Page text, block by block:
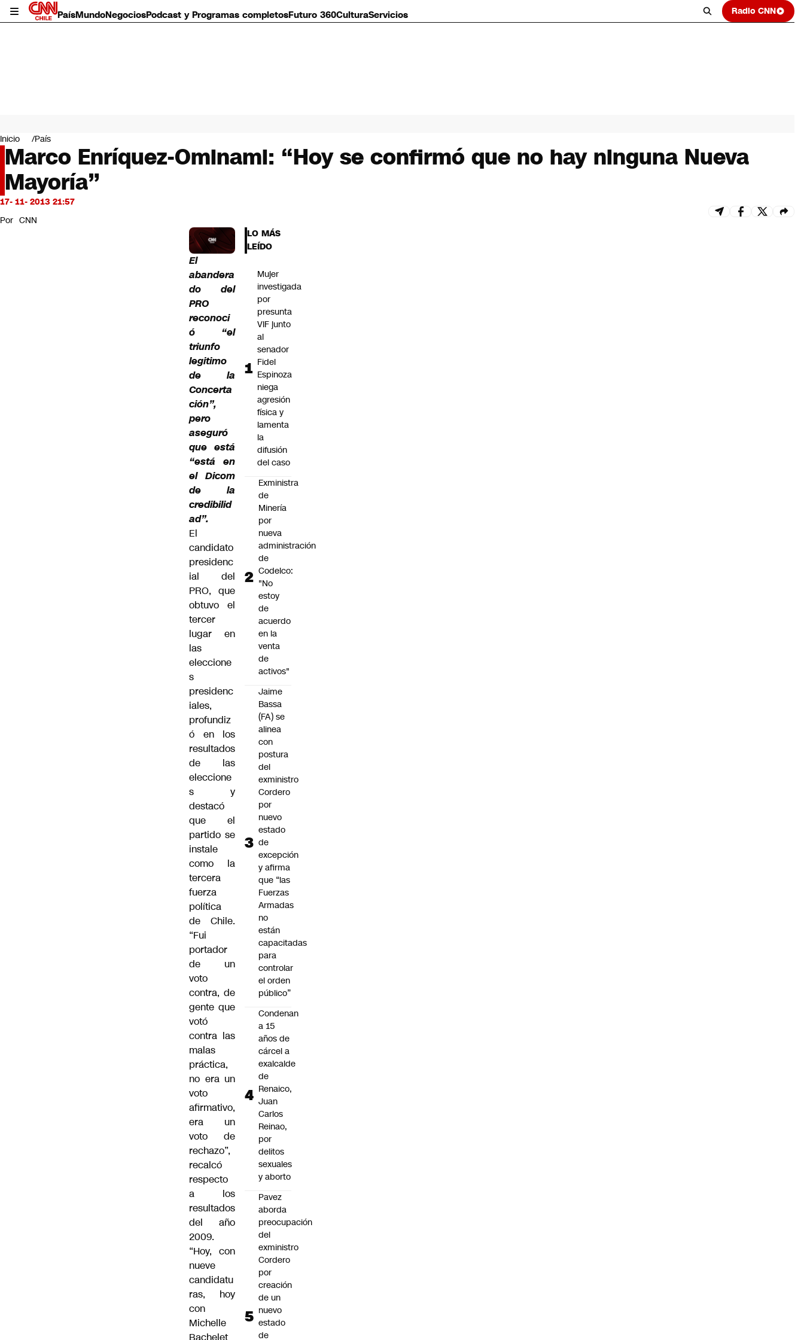
PaísMundoNegociosPodcast y Programas completosFuturo 360CulturaServicios Radio CNN
Mundo
Negocios
Deportes
Programas completos
Cultura
Servicios
Bits
CNN Data
Inicio País
Marco Enríquez-Ominami: “Hoy se confirmó que no hay ninguna Nueva
Mayoría”
17- 11- 2013 21:57
Por CNN
El
abandera
do del
PRO
reconoci
ó “el
triunfo
legitimo
de la
Concerta
ción”,
pero
aseguró
que está
“está en
el Dicom
de la
credibilid
ad”.
El
candidato
presidenc
ial del
PRO, que
obtuvo el
tercer
lugar en
las
eleccione
s
presidenc
iales,
profundiz
ó en los
resultados
de las
eleccione
s y
destacó
que el
partido se
instale
como la
tercera
fuerza
política
de Chile.
“Fui
portador
de un
voto
contra, de
gente que
votó
contra las
malas
práctica,
no era un
voto
afirmativo,
era un
voto de
rechazo”,
recalcó
respecto
a los
resultados
del año
2009.
“Hoy, con
nueve
candidatu
ras, hoy
con
Michelle
Bachelet
LO MÁS
LEÍDO
Mujer
investigada
por
presunta
VIF junto
al
senador
Fidel
Espinoza
niega
agresión
física y
lamenta
la
difusión
del caso
Exministra
de
Minería
por
nueva
administración
de
Codelco:
"No
estoy
de
acuerdo
en la
venta
de
activos"
Jaime
Bassa
(FA) se
alinea
con
postura
del
exministro
Cordero
por
nuevo
estado
de
excepción
y afirma
que “las
Fuerzas
Armadas
no
están
capacitadas
para
controlar
el orden
público”
Condenan
a 15
años de
cárcel a
exalcalde
de
Renaico,
Juan
Carlos
Reinao,
por
delitos
sexuales
y aborto
Pavez
aborda
preocupación
del
exministro
Cordero
por
creación
de un
nuevo
estado
de